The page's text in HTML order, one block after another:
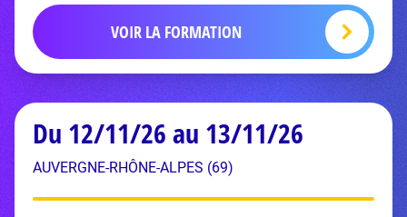
VOIR LA FORMATION
Du 12/11/26 au 13/11/26
AUVERGNE-RHÔNE-ALPES (69)